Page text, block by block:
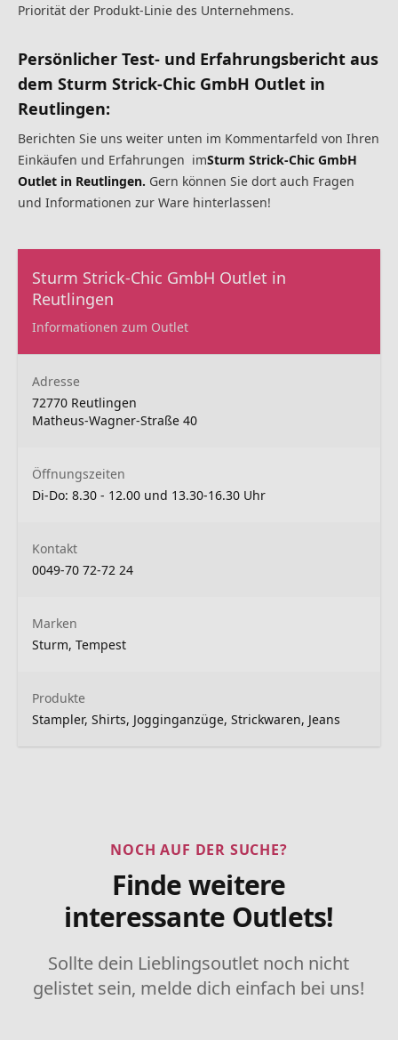
Priorität der Produkt-Linie des Unternehmens.
Persönlicher Test- und Erfahrungsbericht aus
dem Sturm Strick-Chic GmbH Outlet in
Reutlingen:
Berichten Sie uns weiter unten im Kommentarfeld von Ihren
Einkäufen und Erfahrungen imSturm Strick-Chic GmbH
Outlet in Reutlingen. Gern können Sie dort auch Fragen
und Informationen zur Ware hinterlassen!
Sturm Strick-Chic GmbH Outlet in
Reutlingen
Informationen zum Outlet
Adresse
72770 Reutlingen
Matheus-Wagner-Straße 40
Öffnungszeiten
Di-Do: 8.30 - 12.00 und 13.30-16.30 Uhr
Kontakt
0049-70 72-72 24
Marken
Sturm, Tempest
Produkte
Stampler, Shirts, Jogginganzüge, Strickwaren, Jeans
NOCH AUF DER SUCHE?
Finde weitere
interessante Outlets!
Sollte dein Lieblingsoutlet noch nicht
gelistet sein, melde dich einfach bei uns!